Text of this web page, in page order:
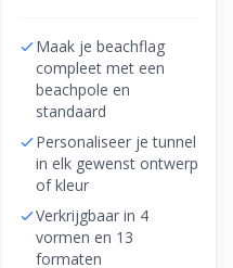
Maak je beachflag
compleet met een
beachpole en
standaard
Personaliseer je tunnel
in elk gewenst ontwerp
of kleur
Verkrijgbaar in 4
vormen en 13
formaten